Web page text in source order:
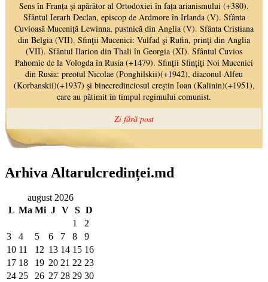
Arhiva Altarulcredinței.md
august 2026
L Ma Mi J V S D
1
2
3
4 5 6 7 8
9
10 11 12 13 14 15 16
17 18 19 20 21 22 23
24 25 26 27 28 29 30